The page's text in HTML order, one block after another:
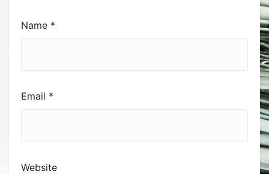
Name *
Email *
Website